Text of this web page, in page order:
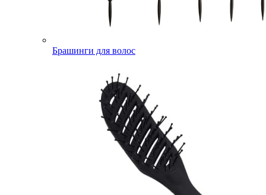
Брашинги для волос